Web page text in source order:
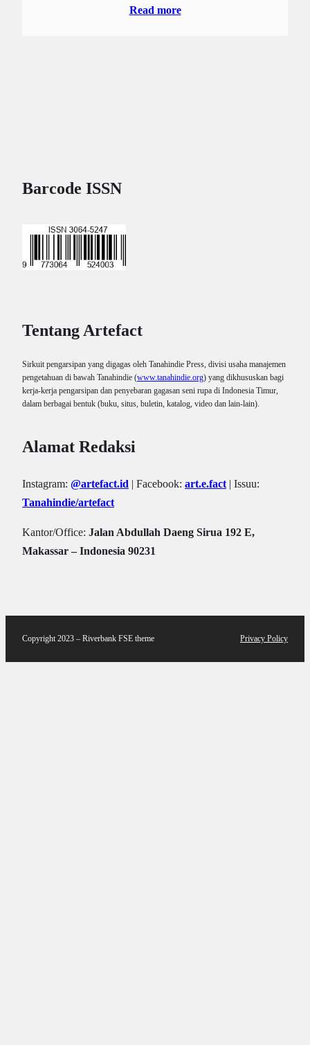
Read more
Barcode ISSN
Tentang Artefact
Sirkuit pengarsipan yang digagas oleh Tanahindie Press, divisi usaha manajemen
pengetahuan di bawah Tanahindie (www.tanahindie.org) yang dikhususkan bagi
kerja-kerja pengarsipan dan penyebaran gagasan seni rupa di Indonesia Timur,
dalam berbagai bentuk (buku, situs, buletin, katalog, video dan lain-lain).
Alamat Redaksi
Instagram: @artefact.id | Facebook: art.e.fact | Issuu:
Tanahindie/artefact
Kantor/Office: Jalan Abdullah Daeng Sirua 192 E,
Makassar – Indonesia 90231
Copyright 2023 – Riverbank FSE theme Privacy Policy